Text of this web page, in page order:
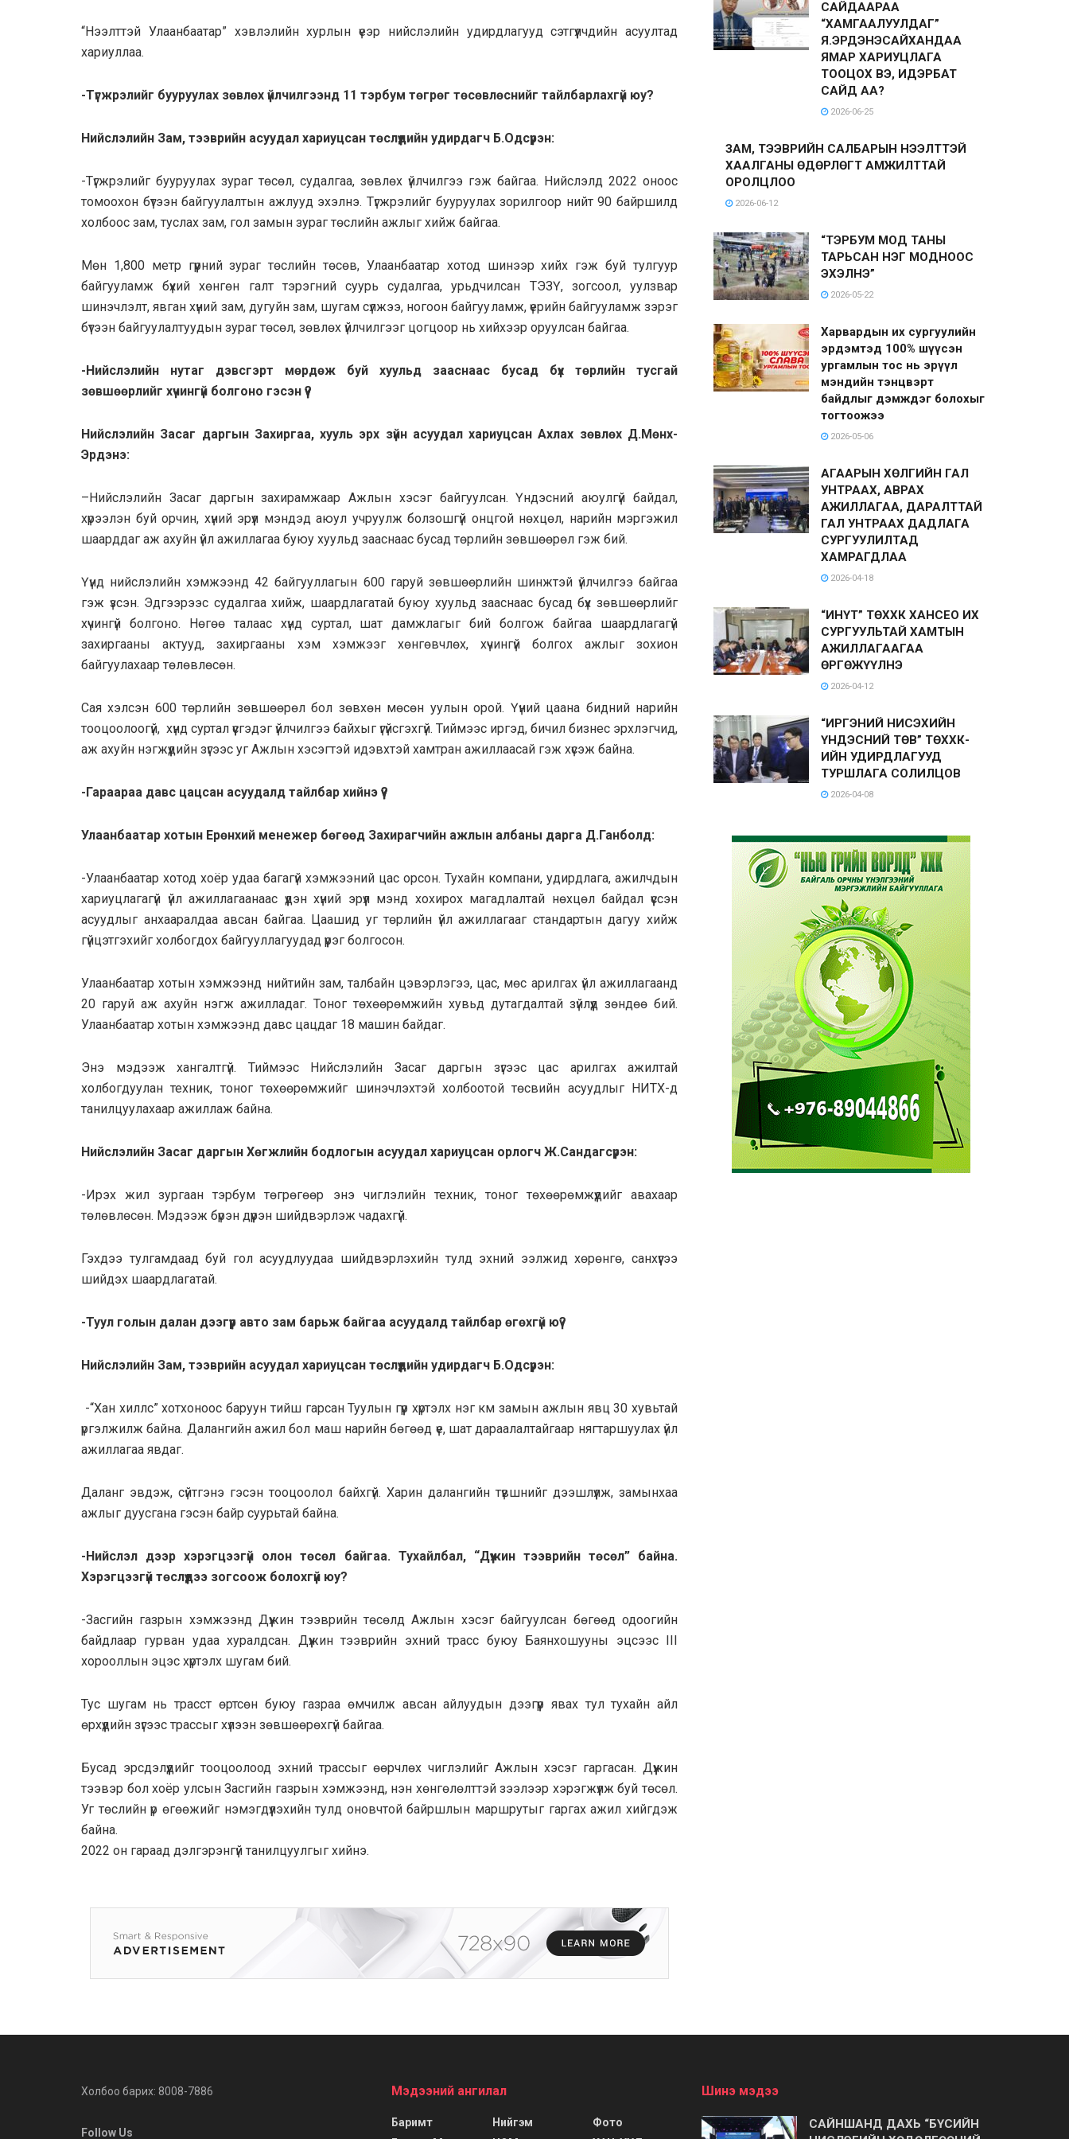
“Нээлттэй Улаанбаатар” хэвлэлийн хурлын үеэр нийслэлийн удирдлагууд сэтгүүлчдийн асуултад
хариуллаа.
-Түгжрэлийг бууруулах зөвлөх үйлчилгээнд 11 тэрбум төгрөг төсөвлөснийг тайлбарлахгүй юу?
Нийслэлийн Зам, тээврийн асуудал хариуцсан төслүүдийн удирдагч Б.Одсүрэн:
-Түгжрэлийг бууруулах зураг төсөл, судалгаа, зөвлөх үйлчилгээ гэж байгаа. Нийслэлд 2022 оноос
томоохон бүтээн байгуулалтын ажлууд эхэлнэ. Түгжрэлийг бууруулах зорилгоор нийт 90 байршилд
холбоос зам, туслах зам, гол замын зураг төслийн ажлыг хийж байгаа.
Мөн 1,800 метр гүүрний зураг төслийн төсөв, Улаанбаатар хотод шинээр хийх гэж буй тулгуур
байгууламж бүхий хөнгөн галт тэрэгний суурь судалгаа, урьдчилсан ТЭЗҮ, зогсоол, уулзвар
шинэчлэлт, явган хүний зам, дугуйн зам, шугам сүлжээ, ногоон байгууламж, үерийн байгууламж зэрэг
бүтээн байгуулалтуудын зураг төсөл, зөвлөх үйлчилгээг цогцоор нь хийхээр оруулсан байгаа.
-Нийслэлийн нутаг дэвсгэрт мөрдөж буй хуульд зааснаас бусад бүх төрлийн тусгай
зөвшөөрлийг хүчингүй болгоно гэсэн үү?
Нийслэлийн Засаг даргын Захиргаа, хууль эрх зүйн асуудал хариуцсан Ахлах зөвлөх Д.Мөнх-
Эрдэнэ:
–Нийслэлийн Засаг даргын захирамжаар Ажлын хэсэг байгуулсан. Үндэсний аюулгүй байдал,
хүрээлэн буй орчин, хүний эрүүл мэндэд аюул учруулж болзошгүй онцгой нөхцөл, нарийн мэргэжил
шаарддаг аж ахуйн үйл ажиллагаа буюу хуульд зааснаас бусад төрлийн зөвшөөрөл гэж бий.
Үүнд нийслэлийн хэмжээнд 42 байгууллагын 600 гаруй зөвшөөрлийн шинжтэй үйлчилгээ байгаа
гэж үзсэн. Эдгээрээс судалгаа хийж, шаардлагатай буюу хуульд зааснаас бусад бүх зөвшөөрлийг
хүчингүй болгоно. Нөгөө талаас хүнд суртал, шат дамжлагыг бий болгож байгаа шаардлагагүй
захиргааны актууд, захиргааны хэм хэмжээг хөнгөвчлөх, хүчингүй болгох ажлыг зохион
байгуулахаар төлөвлөсөн.
Сая хэлсэн 600 төрлийн зөвшөөрөл бол зөвхөн мөсөн уулын орой. Үүний цаана бидний нарийн
тооцоолоогүй, хүнд суртал үүсгэдэг үйлчилгээ байхыг үгүйсгэхгүй. Тиймээс иргэд, бичил бизнес эрхлэгчид,
аж ахуйн нэгжүүдийн зүгээс уг Ажлын хэсэгтэй идэвхтэй хамтран ажиллаасай гэж хүсэж байна.
-Гараараа давс цацсан асуудалд тайлбар хийнэ үү?
Улаанбаатар хотын Ерөнхий менежер бөгөөд Захирагчийн ажлын албаны дарга Д.Ганболд:
-Улаанбаатар хотод хоёр удаа багагүй хэмжээний цас орсон. Тухайн компани, удирдлага, ажилчдын
хариуцлагагүй үйл ажиллагаанаас үүдэн хүний эрүүл мэнд хохирох магадлалтай нөхцөл байдал үүссэн
асуудлыг анхааралдаа авсан байгаа. Цаашид уг төрлийн үйл ажиллагааг стандартын дагуу хийж
гүйцэтгэхийг холбогдох байгууллагуудад үүрэг болгосон.
Улаанбаатар хотын хэмжээнд нийтийн зам, талбайн цэвэрлэгээ, цас, мөс арилгах үйл ажиллагаанд
20 гаруй аж ахуйн нэгж ажилладаг. Тоног төхөөрөмжийн хувьд дутагдалтай зүйлүүд зөндөө бий.
Улаанбаатар хотын хэмжээнд давс цацдаг 18 машин байдаг.
Энэ мэдээж хангалтгүй. Тиймээс Нийслэлийн Засаг даргын зүгээс цас арилгах ажилтай
холбогдуулан техник, тоног төхөөрөмжийг шинэчлэхтэй холбоотой төсвийн асуудлыг НИТХ-д
танилцуулахаар ажиллаж байна.
Нийслэлийн Засаг даргын Хөгжлийн бодлогын асуудал хариуцсан орлогч Ж.Сандагсүрэн:
-Ирэх жил зургаан тэрбум төгрөгөөр энэ чиглэлийн техник, тоног төхөөрөмжүүдийг авахаар
төлөвлөсөн. Мэдээж бүрэн дүүрэн шийдвэрлэж чадахгүй.
Гэхдээ тулгамдаад буй гол асуудлуудаа шийдвэрлэхийн тулд эхний ээлжид хөрөнгө, санхүүгээ
шийдэх шаардлагатай.
-Туул голын далан дээгүүр авто зам барьж байгаа асуудалд тайлбар өгөхгүй юү?
Нийслэлийн Зам, тээврийн асуудал хариуцсан төслүүдийн удирдагч Б.Одсүрэн:
-“Хан хиллс” хотхоноос баруун тийш гарсан Туулын гүүр хүртэлх нэг км замын ажлын явц 30 хувьтай
үргэлжилж байна. Далангийн ажил бол маш нарийн бөгөөд үе, шат дараалалтайгаар нягтаршуулах үйл
ажиллагаа явдаг.
Даланг эвдэж, сүйтгэнэ гэсэн тооцоолол байхгүй. Харин далангийн түвшнийг дээшлүүлж, замынхаа
ажлыг дуусгана гэсэн байр суурьтай байна.
-Нийслэл дээр хэрэгцээгүй олон төсөл байгаа. Тухайлбал, “Дүүжин тээврийн төсөл” байна.
Хэрэгцээгүй төслүүдээ зогсоож болохгүй юу?
-Засгийн газрын хэмжээнд Дүүжин тээврийн төсөлд Ажлын хэсэг байгуулсан бөгөөд одоогийн
байдлаар гурван удаа хуралдсан. Дүүжин тээврийн эхний трасс буюу Баянхошууны эцсээс III
хорооллын эцэс хүртэлх шугам бий.
Тус шугам нь трасст өртсөн буюу газраа өмчилж авсан айлуудын дээгүүр явах тул тухайн айл
өрхүүдийн зүгээс трассыг хүлээн зөвшөөрөхгүй байгаа.
Бусад эрсдэлүүдийг тооцоолоод эхний трассыг өөрчлөх чиглэлийг Ажлын хэсэг гаргасан. Дүүжин
тээвэр бол хоёр улсын Засгийн газрын хэмжээнд, нэн хөнгөлөлттэй зээлээр хэрэгжүүлж буй төсөл.
Уг төслийн үр өгөөжийг нэмэгдүүлэхийн тулд оновчтой байршлын маршрутыг гаргах ажил хийгдэж
байна.
2022 он гараад дэлгэрэнгүй танилцуулгыг хийнэ.
САЙДААРАА
“ХАМГААЛУУЛДАГ”
Я.ЭРДЭНЭСАЙХАНДАА
ЯМАР ХАРИУЦЛАГА
ТООЦОХ ВЭ, ИДЭРБАТ
САЙД АА?
2026-06-25
ЗАМ, ТЭЭВРИЙН САЛБАРЫН НЭЭЛТТЭЙ
ХААЛГАНЫ ӨДӨРЛӨГТ АМЖИЛТТАЙ
ОРОЛЦЛОО
2026-06-12
“ТЭРБУМ МОД ТАНЫ
ТАРЬСАН НЭГ МОДНООС
ЭХЭЛНЭ”
2026-05-22
Харвардын их сургуулийн
эрдэмтэд 100% шүүсэн
ургамлын тос нь эрүүл
мэндийн тэнцвэрт
байдлыг дэмждэг болохыг
тогтоожээ
2026-05-06
АГААРЫН ХӨЛГИЙН ГАЛ
УНТРААХ, АВРАХ
АЖИЛЛАГАА, ДАРАЛТТАЙ
ГАЛ УНТРААХ ДАДЛАГА
СУРГУУЛИЛТАД
ХАМРАГДЛАА
2026-04-18
“ИНҮТ” ТӨХХК ХАНСЕО ИХ
СУРГУУЛЬТАЙ ХАМТЫН
АЖИЛЛАГААГАА
ӨРГӨЖҮҮЛНЭ
2026-04-12
“ИРГЭНИЙ НИСЭХИЙН
ҮНДЭСНИЙ ТӨВ” ТӨХХК-
ИЙН УДИРДЛАГУУД
ТУРШЛАГА СОЛИЛЦОВ
2026-04-08
Холбоо барих: 8008-7886
Follow Us
Мэдээний ангилал
Баримт
Нийгэм
Фото
Шинэ мэдээ
САЙНШАНД ДАХЬ “БҮСИЙН